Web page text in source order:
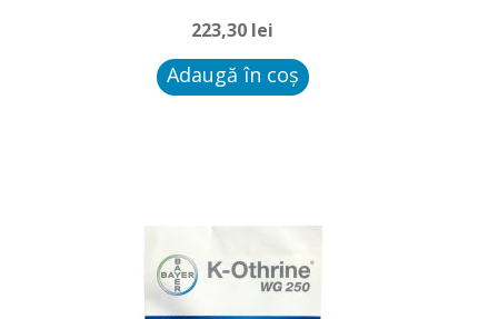
223,30 lei
Adaugă în coș